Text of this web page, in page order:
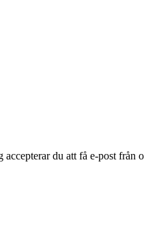
du att få e-post från